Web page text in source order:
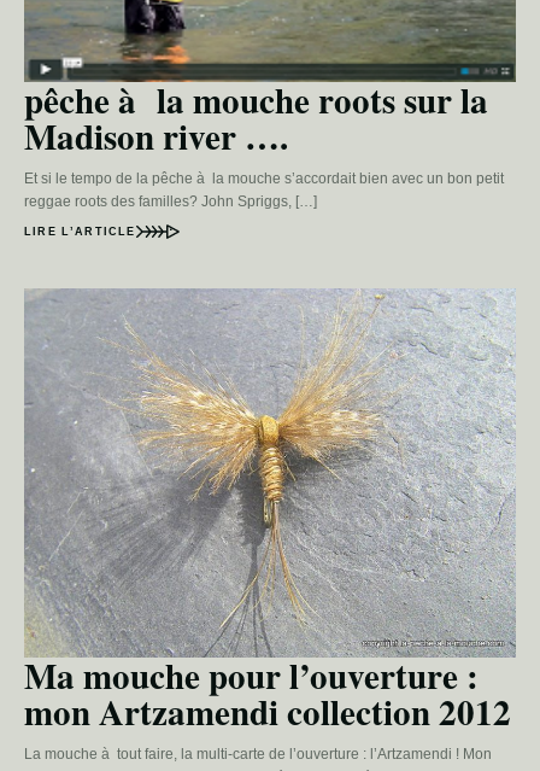
pêche à la mouche roots sur la
Madison river ….
Et si le tempo de la pêche à la mouche s’accordait bien avec un bon petit
reggae roots des familles? John Spriggs, […]
LIRE L’ARTICLE
Ma mouche pour l’ouverture :
mon Artzamendi collection 2012
La mouche à tout faire, la multi-carte de l’ouverture : l’Artzamendi ! Mon